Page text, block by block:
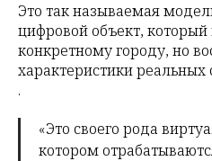
Это так называемая
цифровой объект, который
конкретному городу, но
характеристики
.
«Это своего рода
котором